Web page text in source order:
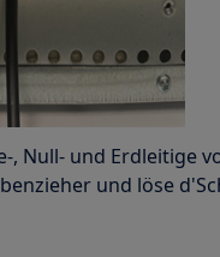
, Null- und Erdleitige
und löse